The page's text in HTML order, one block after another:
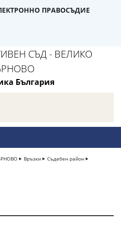
ПРАВОСЪДИЕ
СЪД - ВЕЛИКО
България
Връзки
Съдебен район